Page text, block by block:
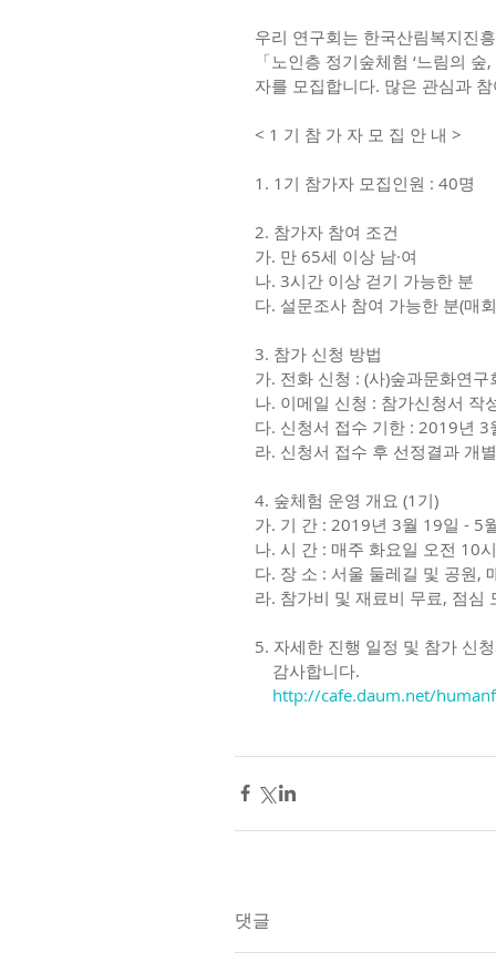
우리 연구회는 한국산림복지진
「노인층 정기숲체험 ‘느림의
자를 모집합니다. 많은 관심과
< 1 기 참 가 자 모 집 안 내 >
1. 1기 참가자 모집인원 : 40명
2. 참가자 참여 조건
가. 만 65세 이상 남·여
나. 3시간 이상 걷기 가능한 분
다. 설문조사 참여 가능한 분(매
3. 참가 신청 방법
가. 전화 신청 : (사)숲과문화연
나. 이메일 신청 : 참가신청서
다. 신청서 접수 기한 : 2019년 3
라. 신청서 접수 후 선정결과 개
4. 숲체험 운영 개요 (1기)
가. 기 간 : 2019년 3월 19일 - 5
나. 시 간 : 매주 화요일 오전 10
다. 장 소 : 서울 둘레길 및 공원,
라. 참가비 및 재료비 무료, 점심
5. 자세한 진행 일정 및 참가 신
    감사합니다.
http://cafe.daum.net/
댓글